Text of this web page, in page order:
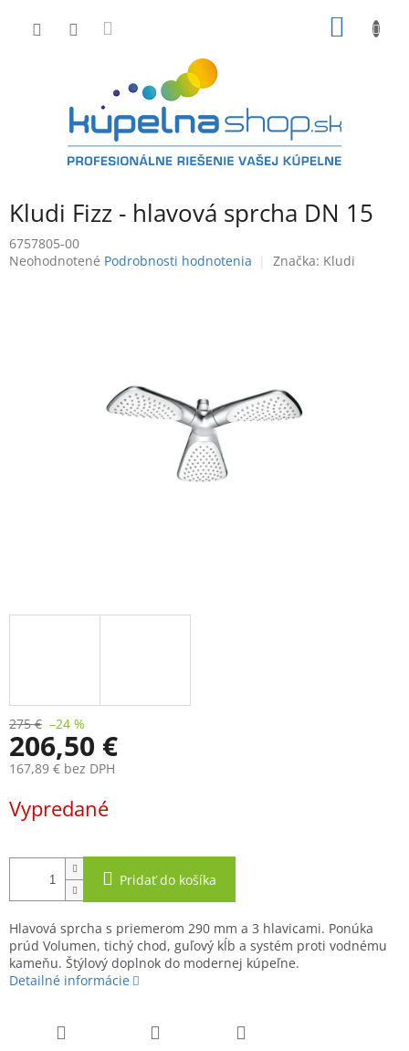
Kludi Fizz - hlavová sprcha DN 15
6757805-00
Priemerné
Neohodnotené Podrobnosti hodnotenia Značka: Kludi
275 € –24 %
206,50 €
167,89 € bez DPH
cena:
Vypredané
Pridať do košíka
Hlavová sprcha s priemerom 290 mm a 3 hlavicami. Ponúka
prúd Volumen, tichý chod, guľový kĺb a systém proti vodnému
kameňu. Štýlový doplnok do modernej kúpeľne.
Detailné informácie